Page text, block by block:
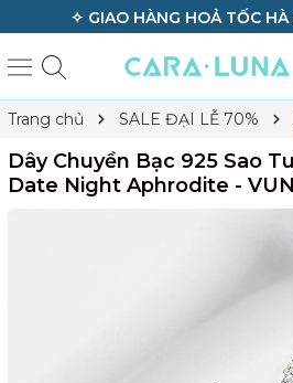
✧ GIAO HÀNG HOẢ TỐC
Trang chủ SALE ĐẠI LỄ 70%
Dây Chuyền Bạc 925 Sao
Date Night Aphrodite -